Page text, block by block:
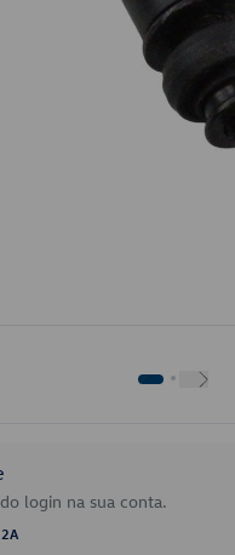
login na sua conta.